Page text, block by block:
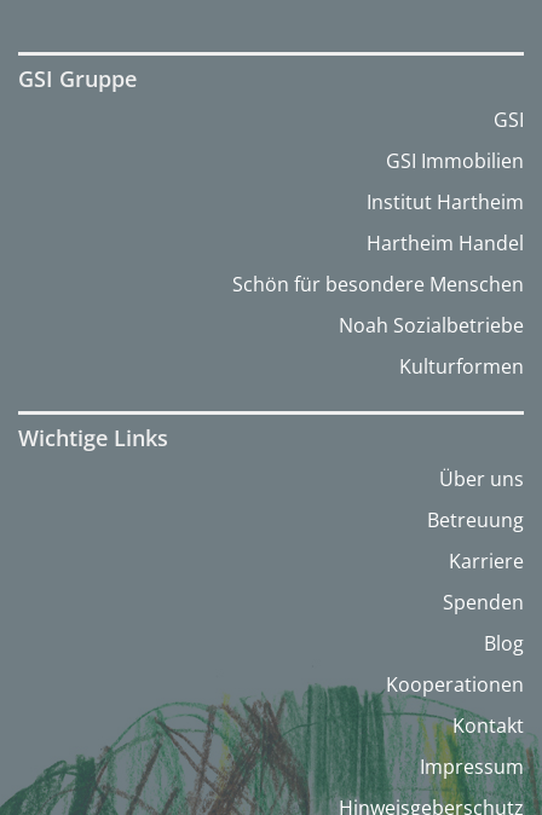
GSI Gruppe
GSI
GSI Immobilien
Institut Hartheim
Hartheim Handel
Schön für besondere Menschen
Noah Sozialbetriebe
Kulturformen
Wichtige Links
Über uns
Betreuung
Karriere
Spenden
Blog
Kooperationen
Kontakt
Impressum
Hinweisgeberschutz